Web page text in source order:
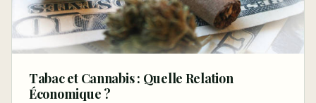
Tabac et Cannabis : Quelle Relation
Économique ?